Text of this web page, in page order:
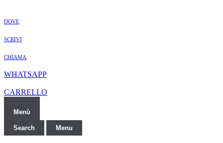
DOVE
SCRIVI
CHIAMA
WHATSAPP
CARRELLO
Menù
Search Menu